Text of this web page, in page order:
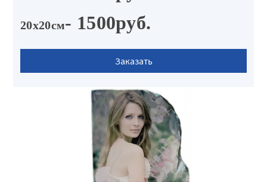
20х20см- 1500руб.
Заказать